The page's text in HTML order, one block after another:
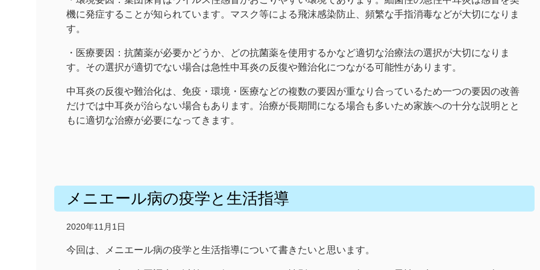
機に発症することが知られています。マスク等による飛沫感染防止、頻繁な手指消毒などが大切になりま
す。
・医療要因：抗菌薬が必要かどうか、どの抗菌薬を使用するかなど適切な治療法の選択が大切になりま
す。その選択が適切でない場合は急性中耳炎の反復や難治化につながる可能性があります。
中耳炎の反復や難治化は、免疫・環境・医療などの複数の要因が重なり合っているため一つの要因の改善
だけでは中耳炎が治らない場合もあります。治療が長期間になる場合も多いため家族への十分な説明とと
もに適切な治療が必要になってきます。
メニエール病の疫学と生活指導
2020年11月1日
今回は、メニエール病の疫学と生活指導について書きたいと思います。